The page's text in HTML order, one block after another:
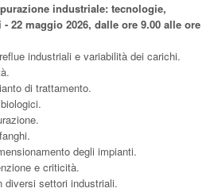
industriale: tecnologie,
22 maggio 2026, dalle ore 9.00 alle ore
industriali e variabilità dei carichi.
di trattamento.
degli impianti.
e criticità.
settori industriali.